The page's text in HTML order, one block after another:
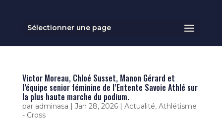
Sélectionner une page
Victor Moreau, Chloé Susset, Manon Gérard et
l’équipe senior féminine de l’Entente Savoie Athlé sur
la plus haute marche du podium.
par adminasa | Jan 28, 2026| Actualité, Athlétisme
- Cross